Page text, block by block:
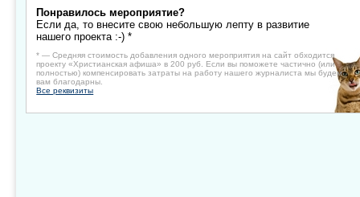
Понравилось мероприятие?
Если да, то внесите свою небольшую лепту в развитие
нашего проекта :-) *
* — Средняя стоимость добавления одного мероприятия на сайт обходится
проекту «Христианская афиша» в 200 руб. Если вы поможете частично (или
полностью) компенсировать затраты на работу нашего журналиста мы будем
вам благодарны.
Все реквизиты